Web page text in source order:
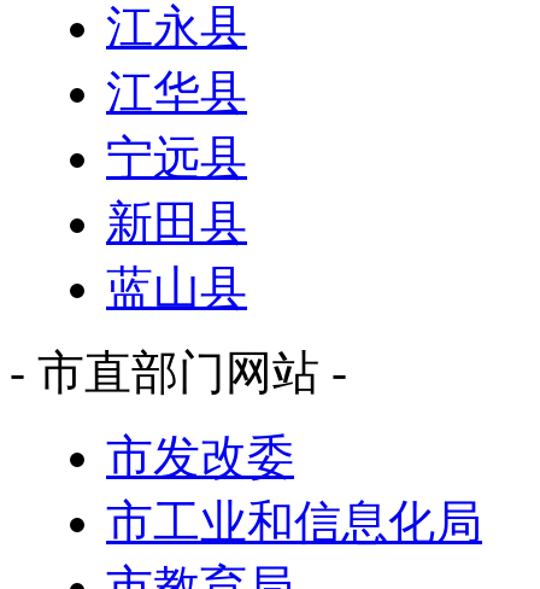
江永县
江华县
宁远县
新田县
蓝山县
- 市直部门网站 -
市发改委
市工业和信息化局